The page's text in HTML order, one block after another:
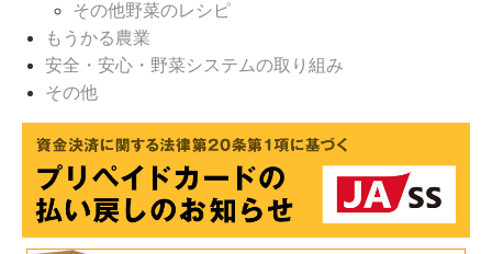
その他野菜のレシピ
もうかる農業
安全・安心・野菜システムの取り組み
その他